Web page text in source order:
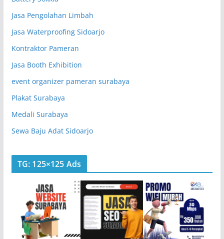
Jasa Pengolahan Limbah
Jasa Waterproofing Sidoarjo
Kontraktor Pameran
Jasa Booth Exhibition
event organizer pameran surabaya
Plakat Surabaya
Medali Surabaya
Sewa Baju Adat Sidoarjo
TG: 125×125 Ads